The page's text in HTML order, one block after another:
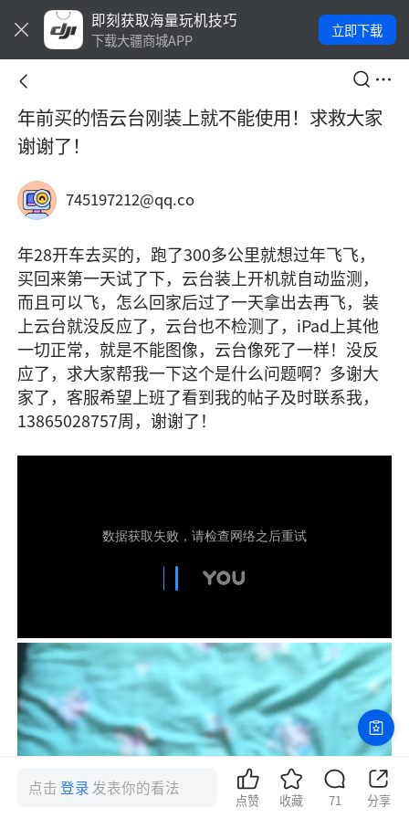
即刻获取海量玩机技巧
下载大疆商城APP
立即下载
年前买的悟云台刚装上就不能使用！求救大家
谢谢了！
745197212@qq.co
年28开车去买的，跑了300多公里就想过年飞飞，
买回来第一天试了下，云台装上开机就自动监测，
而且可以飞，怎么回家后过了一天拿出去再飞，装
上云台就没反应了，云台也不检测了，iPad上其他
一切正常，就是不能图像，云台像死了一样！没反
应了，求大家帮我一下这个是什么问题啊？多谢大
家了，客服希望上班了看到我的帖子及时联系我，
13865028757周，谢谢了！
点击登录 发表你的看法
点赞 收藏 71 分享